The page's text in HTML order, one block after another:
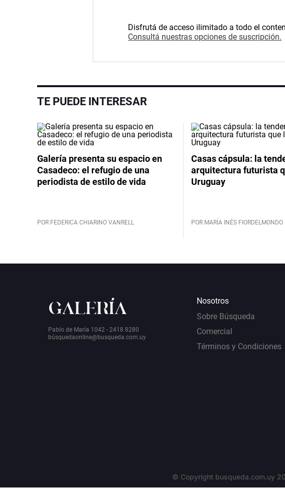
Disfrutá de acceso ilimitado a todo el
Consultá nuestras opciones de suscripción.
TE PUEDE INTERESAR
Galería presenta su espacio en
Casadeco: el refugio de una
periodista de estilo de vida
POR FEDERICA CHIARINO VANRELL
Casas cápsula: la
arquitectura futurista
Uruguay
POR MARÍA INÉS FIORDELMONDO
Pablo de María 1042 - 2418 8280
búsquedaonline@busqueda.com.uy
Nosotros
Sobre Búsqueda
Comercial
Términos y Condiciones
© Copyright busqueda.com.uy